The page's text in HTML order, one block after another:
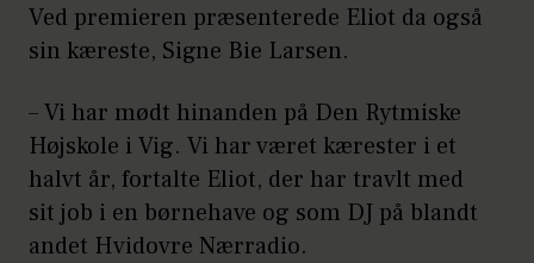
Ved premieren præsenterede Eliot da også
sin kæreste, Signe Bie Larsen.
– Vi har mødt hinanden på Den Rytmiske
Højskole i Vig. Vi har været kærester i et
halvt år, fortalte Eliot, der har travlt med
sit job i en børnehave og som DJ på blandt
andet Hvidovre Nærradio.